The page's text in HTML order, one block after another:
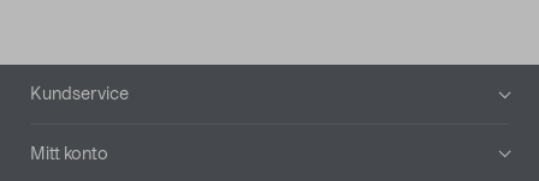
Sidfot
Kundservice
Mitt konto